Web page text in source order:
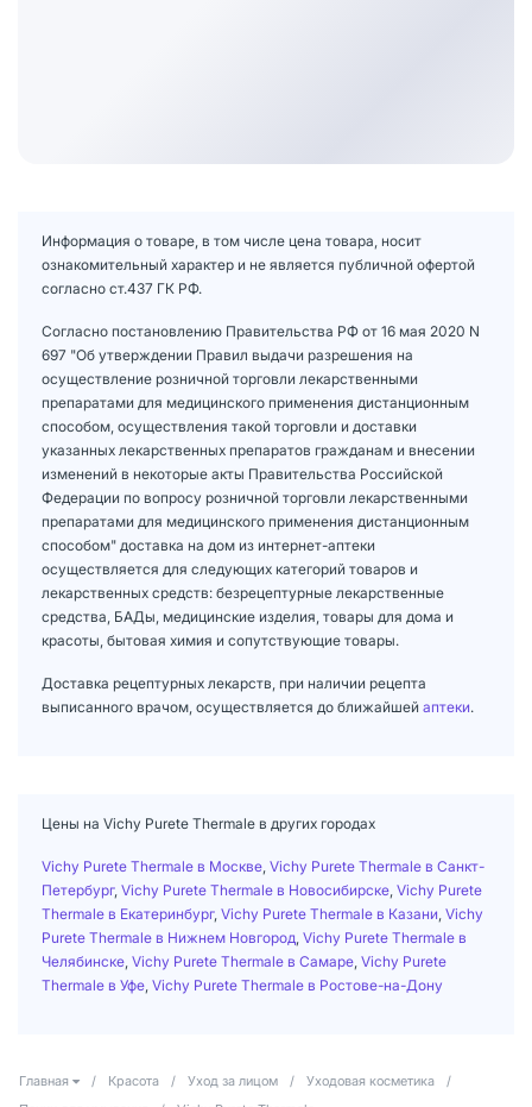
Информация о товаре, в том числе цена товара, носит
ознакомительный характер и не является публичной офертой
согласно ст.437 ГК РФ.
Согласно постановлению Правительства РФ от 16 мая 2020 N
697 "Об утверждении Правил выдачи разрешения на
осуществление розничной торговли лекарственными
препаратами для медицинского применения дистанционным
способом, осуществления такой торговли и доставки
указанных лекарственных препаратов гражданам и внесении
изменений в некоторые акты Правительства Российской
Федерации по вопросу розничной торговли лекарственными
препаратами для медицинского применения дистанционным
способом" доставка на дом из интернет-аптеки
осуществляется для следующих категорий товаров и
лекарственных средств: безрецептурные лекарственные
средства, БАДы, медицинские изделия, товары для дома и
красоты, бытовая химия и сопутствующие товары.
Доставка рецептурных лекарств, при наличии рецепта
выписанного врачом, осуществляется до ближайшей аптеки.
Цены на Vichy Purete Thermale в других городах
Vichy Purete Thermale в Москве Vichy Purete Thermale в Санкт-
Петербург, Vichy Purete Thermale в Новосибирске Vichy Purete
Thermale в Екатеринбург, Vichy Purete Thermale в Казани Vichy
Purete Thermale в Нижнем Новгород Vichy Purete Thermale в
Челябинске Vichy Purete Thermale в Самаре Vichy Purete
Thermale в Уфе Vichy Purete Thermale в Ростове-на-Дону
Главная / Красота / Уход за лицом / Уходовая косметика
/